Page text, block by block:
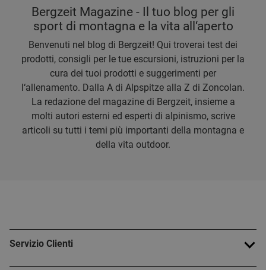
Bergzeit Magazine - Il tuo blog per gli
sport di montagna e la vita all‘aperto
Benvenuti nel blog di Bergzeit! Qui troverai test dei
prodotti, consigli per le tue escursioni, istruzioni per la
cura dei tuoi prodotti e suggerimenti per
l‘allenamento. Dalla A di Alpspitze alla Z di Zoncolan.
La redazione del magazine di Bergzeit, insieme a
molti autori esterni ed esperti di alpinismo, scrive
articoli su tutti i temi più importanti della montagna e
della vita outdoor.
Servizio Clienti